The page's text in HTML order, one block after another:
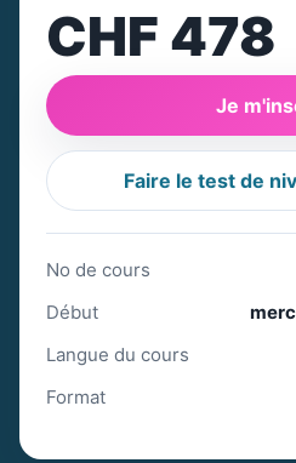
CHF 478
Je
Faire le test de
No de cours
Début
Langue du cours
Format